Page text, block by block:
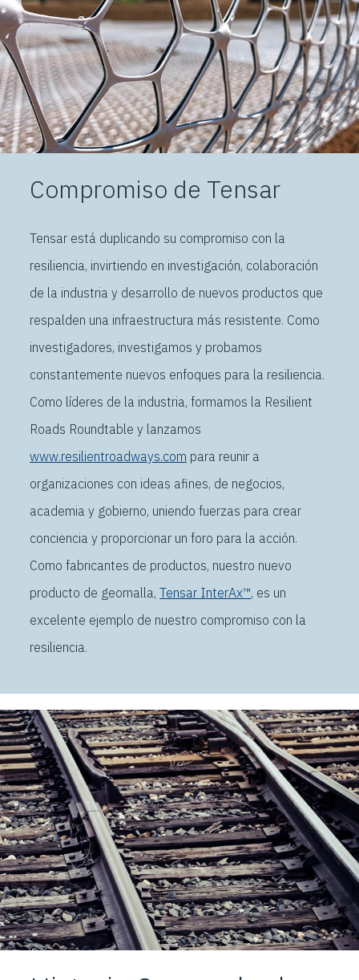
Compromiso de Tensar
Tensar está duplicando su compromiso con la
resiliencia, invirtiendo en investigación, colaboración
de la industria y desarrollo de nuevos productos que
respalden una infraestructura más resistente. Como
investigadores, investigamos y probamos
constantemente nuevos enfoques para la resiliencia.
Como líderes de la industria, formamos la Resilient
Roads Roundtable y lanzamos
www.resilientroadways.com para reunir a
organizaciones con ideas afines, de negocios,
academia y gobierno, uniendo fuerzas para crear
conciencia y proporcionar un foro para la acción.
Como fabricantes de productos, nuestro nuevo
producto de geomalla, Tensar InterAx™, es un
excelente ejemplo de nuestro compromiso con la
resiliencia.